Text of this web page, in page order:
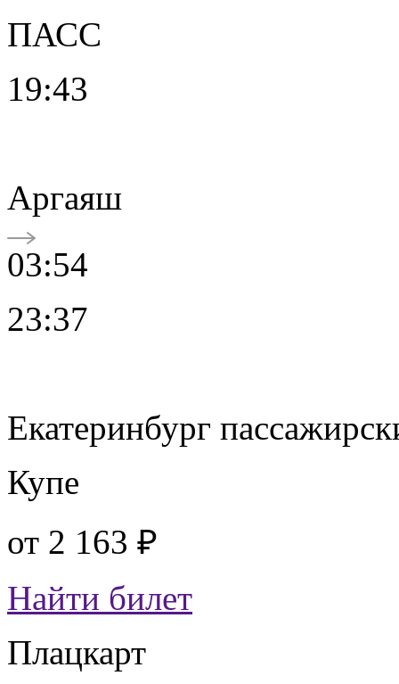
ПАСС
19:43
Аргаяш
03:54
23:37
Екатеринбург
Купе
от 2 163 ₽
Найти билет
Плацкарт